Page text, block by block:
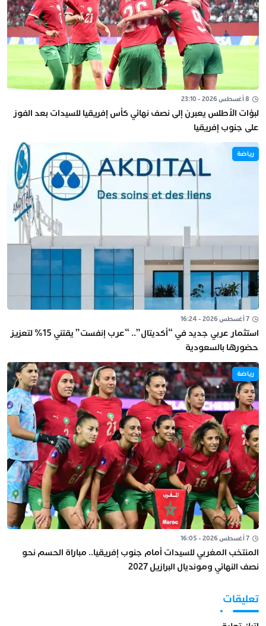
8 أغسطس 2026 - 23:10
لبؤات الأطلس يعبرن إلى نصف نهائي كأس إفريقيا للسيدات بعد الفوز
على جنوب إفريقيا
رياضة
7 أغسطس 2026 - 16:24
استثمار عربي جديد في “أكديتال”.. “عرب إنفست” يقتني 15% لتعزيز
حضورها بالسعودية
رياضة
7 أغسطس 2026 - 16:05
المنتخب المغربي للسيدات أمام جنوب إفريقيا.. مباراة الحسم نحو
نصف النهائي ومونديال البرازيل 2027
تعليقات